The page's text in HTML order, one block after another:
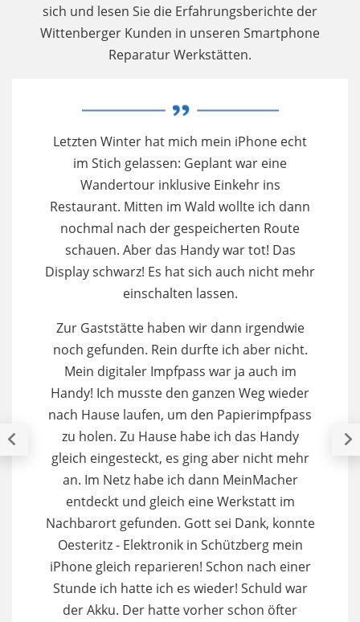
sich und lesen Sie die Erfahrungsberichte der
Wittenberger Kunden in unseren Smartphone
Reparatur Werkstätten.
Letzten Winter hat mich mein iPhone echt
im Stich gelassen: Geplant war eine
Wandertour inklusive Einkehr ins
Restaurant. Mitten im Wald wollte ich dann
nochmal nach der gespeicherten Route
schauen. Aber das Handy war tot! Das
Display schwarz! Es hat sich auch nicht mehr
einschalten lassen.
Zur Gaststätte haben wir dann irgendwie
noch gefunden. Rein durfte ich aber nicht.
Mein digitaler Impfpass war ja auch im
Handy! Ich musste den ganzen Weg wieder
nach Hause laufen, um den Papierimpfpass
zu holen. Zu Hause habe ich das Handy
gleich eingesteckt, es ging aber nicht mehr
an. Im Netz habe ich dann MeinMacher
entdeckt und gleich eine Werkstatt im
Nachbarort gefunden. Gott sei Dank, konnte
Oesteritz - Elektronik in Schützberg mein
iPhone gleich reparieren! Schon nach einer
Stunde ich hatte ich es wieder! Schuld war
der Akku. Der hatte vorher schon öfter